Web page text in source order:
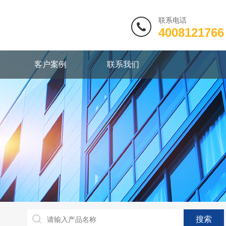
联系电话
4008121766
客户案例 联系我们